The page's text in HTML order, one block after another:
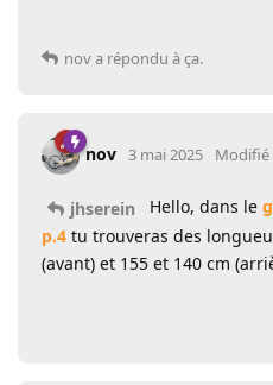
nova répondu à ça.
nov 3 mai 2025 Modifié
jhserein Hello, dans le
p.4 tu trouveras des
(avant) et 155 et 140 cm